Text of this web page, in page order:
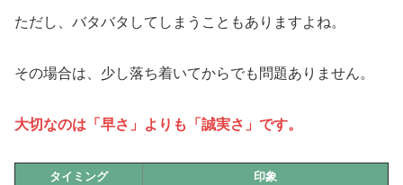
ただし、バタバタしてしまうこともありますよね。
その場合は、少し落ち着いてからでも問題ありません。
大切なのは「早さ」よりも「誠実さ」です。
タイミング
印象